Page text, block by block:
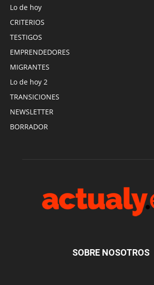
Lo de hoy
CRITERIOS
TESTIGOS
EMPRENDEDORES
MIGRANTES
Lo de hoy 2
TRANSICIONES
NEWSLETTER
BORRADOR
SOBRE NOSOTROS